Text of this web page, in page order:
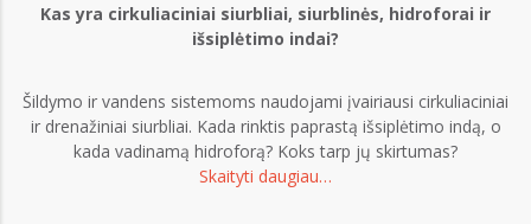
Kas yra cirkuliaciniai siurbliai, siurblinės, hidroforai ir
išsiplėtimo indai?
Šildymo ir vandens sistemoms naudojami įvairiausi cirkuliaciniai
ir drenažiniai siurbliai. Kada rinktis paprastą išsiplėtimo indą, o
kada vadinamą hidroforą? Koks tarp jų skirtumas?
Skaityti daugiau…